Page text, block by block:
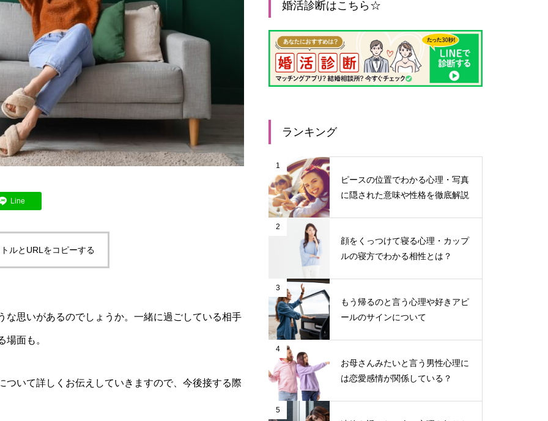
Line
ルとURLをコピーする
思いがあるのでしょうか。一緒に過ごしている相手
面も。
いて詳しくお伝えしていきますので、今後接する際
婚活診断はこちら☆
ランキング
1
ピースの位置でわかる心理・写真
に隠された意味や性格を徹底解説
2
顔をくっつけて寝る心理・カップ
ルの寝方でわかる相性とは？
3
もう帰るのと言う心理や好きアピ
ールのサインについて
4
お母さんみたいと言う男性心理に
は恋愛感情が関係している？
5